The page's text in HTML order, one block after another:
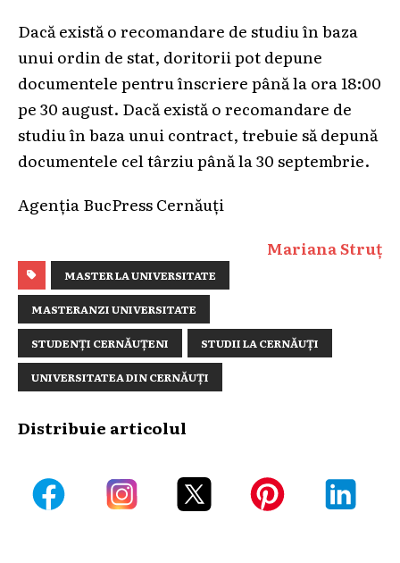
Dacă există o recomandare de studiu în baza
unui ordin de stat, doritorii pot depune
documentele pentru înscriere până la ora 18:00
pe 30 august. Dacă există o recomandare de
studiu în baza unui contract, trebuie să depună
documentele cel târziu până la 30 septembrie.
Agenția BucPress Cernăuți
Mariana Struț
MASTER LA UNIVERSITATE
MASTERANZI UNIVERSITATE
STUDENȚI CERNĂUȚENI STUDII LA CERNĂUȚI
UNIVERSITATEA DIN CERNĂUȚI
Distribuie articolul